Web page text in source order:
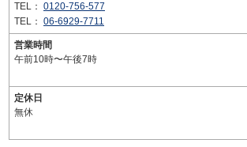
TEL： 0120-756-577
TEL： 06-6929-7711
営業時間
午前10時〜午後7時
定休日
無休